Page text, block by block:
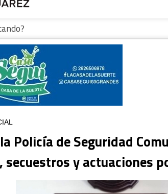
Policía de Seguridad
secuestros y actuaciones